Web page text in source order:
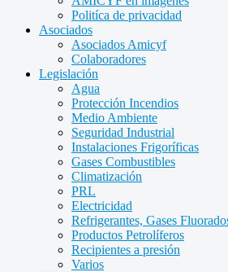
Politíca de privacidad
Asociados
Asociados Amicyf
Colaboradores
Legislación
Agua
Protección Incendios
Medio Ambiente
Seguridad Industrial
Instalaciones Frigoríficas
Gases Combustibles
Climatización
PRL
Electricidad
Refrigerantes, Gases
Productos Petrolíferos
Recipientes a presión
Varios